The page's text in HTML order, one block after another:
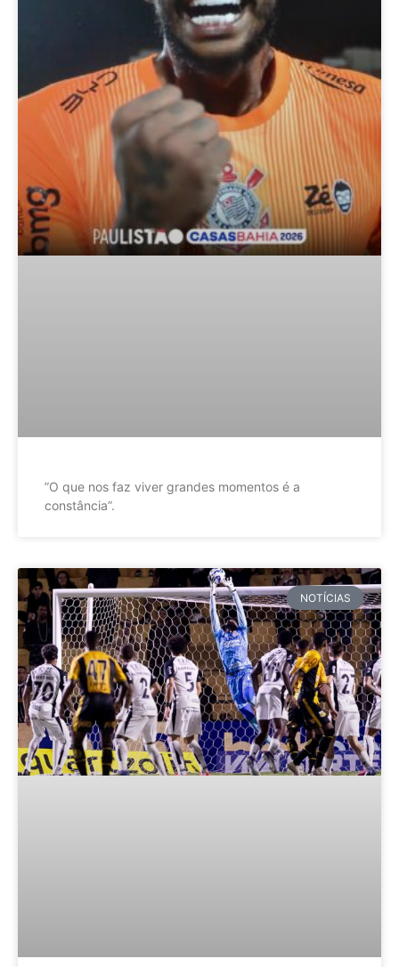
”O que nos faz viver grandes momentos é a
constância”.
NOTÍCIAS